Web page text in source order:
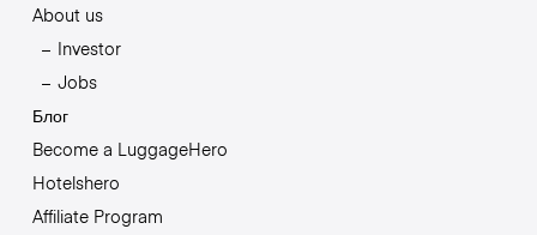
About us
Investor
Jobs
Блог
Become a LuggageHero
Hotelshero
Affiliate Program